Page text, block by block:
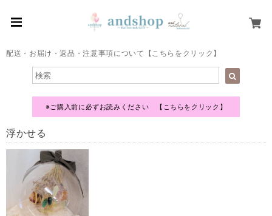
配送・お届け・返品・注意事項について【こちらをクリック】
※ご購入前に必ずお読みください 【こちらをクリック】
浮かせる